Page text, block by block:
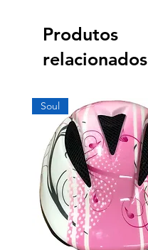
Produtos
relacionados
Soul